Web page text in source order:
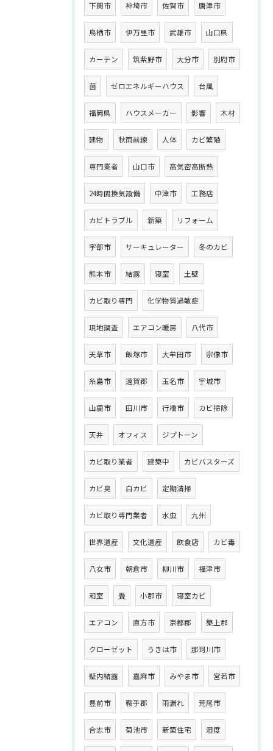
下関市 神埼市 佐賀市 唐津市
鳥栖市 伊万里市 武雄市 山口県
カーテン 筑紫野市 大分市 別府市
菌 ゼロエネルギーハウス 台風
福岡県 ハウスメーカー 影響 木材
建物 秋雨前線 人体 カビ繁殖
専門業者 山口市 高気密高断熱
24時間換気設備 中津市 工務店
カビトラブル 新築 リフォーム
宇部市 サーキュレーター 冬のカビ
熊本市 結露 寝室 土壁
カビ取り専門 化学物質過敏症
現地調査 エアコン暖房 八代市
天草市 飯塚市 大牟田市 宗像市
糸島市 遠賀郡 玉名市 宇城市
山鹿市 田川市 行橋市 カビ掃除
天井 オフィス ジプトーン
カビ取り業者 建築中 カビバスターズ
カビ臭 白カビ 定期清掃
カビ取り専門業者 水虫 九州
世界遺産 文化遺産 飲食店 カビ毒
八女市 朝倉市 柳川市 福津市
和室 畳 小郡市 寝室カビ
エアコン 直方市 京都郡 築上郡
クローゼット うきは市 那珂川市
壁内結露 嘉麻市 みやま市 宮若市
豊前市 鞍手郡 雨漏れ 荒尾市
合志市 菊池市 新築住宅 湿度